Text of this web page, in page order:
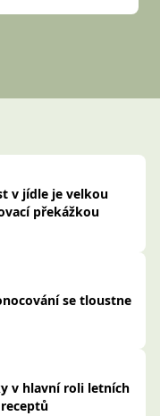
v jídle je velkou
překážkou
se tloustne
v hlavní roli letních
receptů